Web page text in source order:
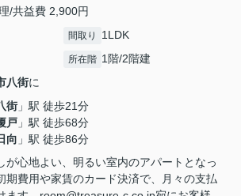
/共益費 2,900円
間取り 1LDK
所在階 1階/2階建
八街に
街」駅 徒歩21分
戸 」駅 徒歩68分
向 」駅 徒歩86分
が心地よい、明るい室内のアパートとなっ
期費用や家賃のカード決済で、月々の支払